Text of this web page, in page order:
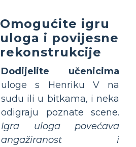
Omogućite igru
uloga i povijesne
rekonstrukcije
Dodijelite učenicima
uloge s Henriku V na
sudu ili u bitkama, i neka
odigraju poznate scene.
Igra uloga povećava
angažiranost i